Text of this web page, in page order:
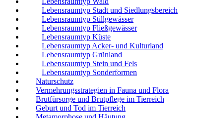
Lebensraumtyp Stadt und Siedlungsbereich
Lebensraumtyp Stillgewässer
Lebensraumtyp Fließgewässer
Lebensraumtyp Küste
Lebensraumtyp Acker- und Kulturland
Lebensraumtyp Grünland
Lebensraumtyp Stein und Fels
Lebensraumtyp Sonderformen
Naturschutz
Vermehrungsstrategien in Fauna und Flora
Brutfürsorge und Brutpflege im Tierreich
Geburt und Tod im Tierreich